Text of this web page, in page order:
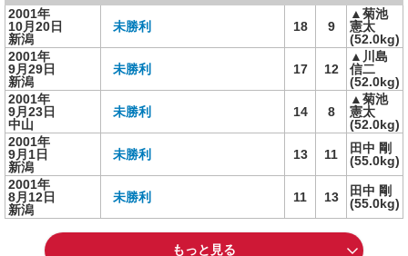
2001年
10月20日
新潟
未勝利 18 9
▲菊池
憲太
(52.0kg)
2001年
9月29日
新潟
未勝利 17 12
▲川島
信二
(52.0kg)
2001年
9月23日
中山
未勝利 14 8
▲菊池
憲太
(52.0kg)
2001年
9月1日
新潟
未勝利 13 11
田中 剛
(55.0kg)
2001年
8月12日
新潟
未勝利 11 13
田中 剛
(55.0kg)
もっと見る